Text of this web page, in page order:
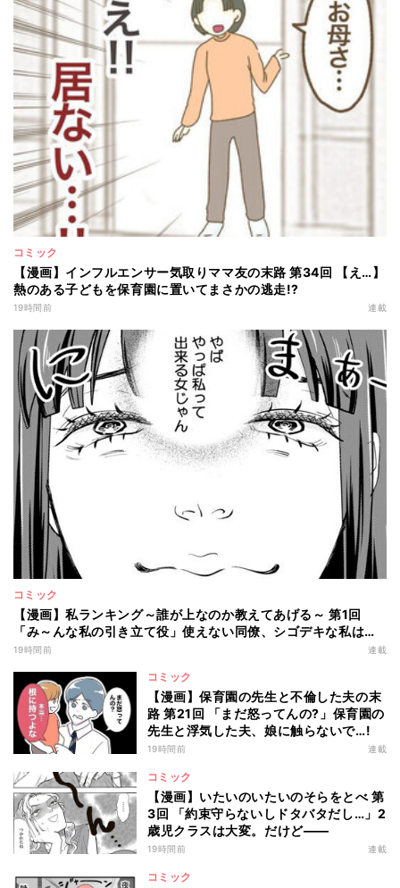
コミック
【漫画】インフルエンサー気取りママ友の末路 第34回 【え…】
熱のある子どもを保育園に置いてまさかの逃走!?
19時間前 連載
コミック
【漫画】私ランキング～誰が上なのか教えてあげる～ 第1回
「み～んな私の引き立て役」使えない同僚、シゴデキな私は…
19時間前 連載
コミック
【漫画】保育園の先生と不倫した夫の末
路 第21回 「まだ怒ってんの?」保育園の
先生と浮気した夫、娘に触らないで…!
19時間前 連載
コミック
【漫画】いたいのいたいのそらをとべ 第
3回 「約束守らないしドタバタだし…」2
歳児クラスは大変。だけど――
19時間前 連載
コミック